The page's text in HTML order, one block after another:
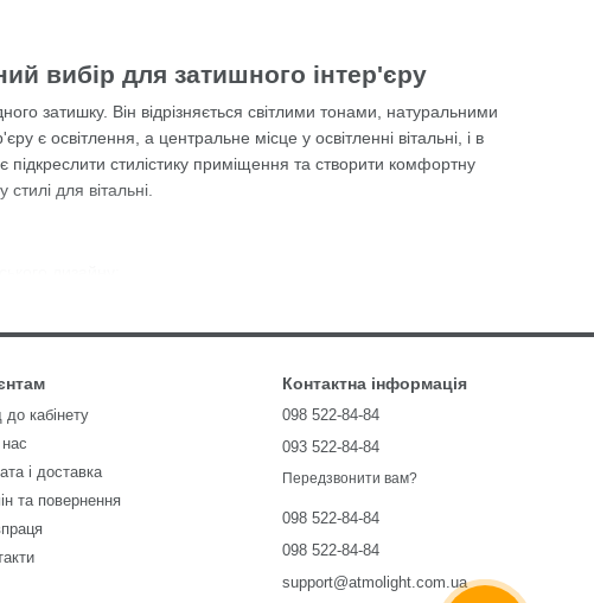
вибір для затишного інтер'єру
затишку. Він відрізняється світлими тонами, натуральними
є освітлення, а центральне місце у освітленні вітальні, і в
стилістику приміщення та створити комфортну
для вітальні.
критеріїв:
до кабінету
і доставка
та повернення
Контактна інформація
098 522-84-84
093 522-84-84
Передзвонити вам?
098 522-84-84
098 522-84-84
support@atmolight.com.ua